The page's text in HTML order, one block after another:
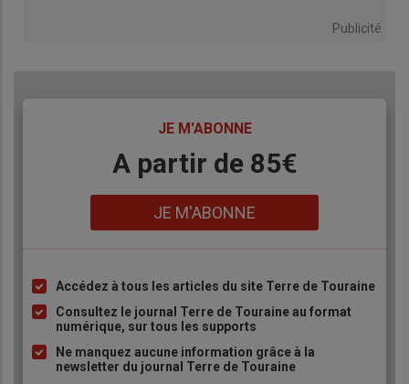
Publicité
JE M'ABONNE
A partir de 85€
JE M'ABONNE
Liste
à
puce
Accédez à tous les articles du site Terre de Touraine
Consultez le journal Terre de Touraine au format
numérique, sur tous les supports
Ne manquez aucune information grâce à la
newsletter du journal Terre de Touraine